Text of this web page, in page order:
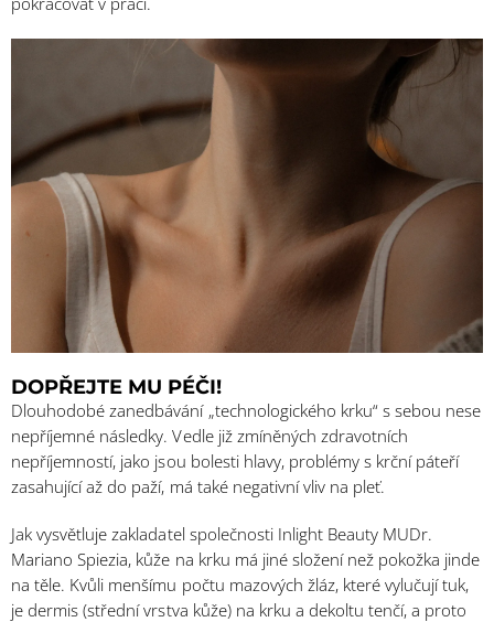
DOPŘEJTE MU PÉČI!
Dlouhodobé zanedbávání „technologického krku“ s sebou nese
nepříjemné následky. Vedle již zmíněných zdravotních
nepříjemností, jako jsou bolesti hlavy, problémy s krční páteří
zasahující až do paží, má také negativní vliv na pleť.
Jak vysvětluje zakladatel společnosti Inlight Beauty MUDr.
Mariano Spiezia, kůže na krku má jiné složení než pokožka jinde
na těle. Kvůli menšímu počtu mazových žláz, které vylučují tuk,
je dermis (střední vrstva kůže) na krku a dekoltu tenčí, a proto